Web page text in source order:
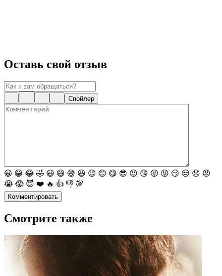
Оставь свой отзыв
Спойлер
😀 😁 😂 🤣 😃 😄 😅 😆 😉 😊 😋 😎 😍 😘 😜 😝 😏 😒 😞 😡
😭 😱 😈 ❤️ 🔥 👍 👎 💯
Комментировать
Смотрите также